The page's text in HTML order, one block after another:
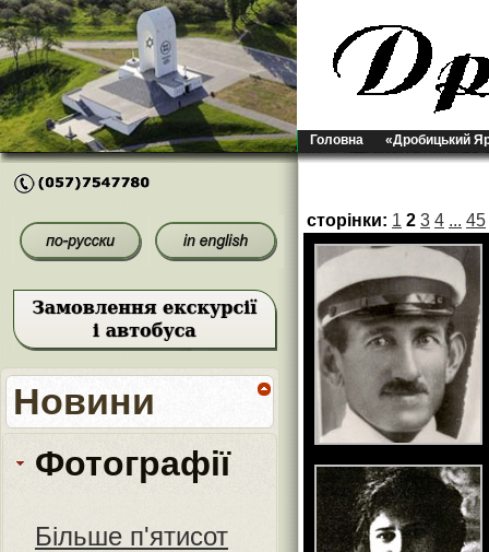
Головна «Дробицький
Новини
Фотографії
Більше п'ятисот
сторінки: 1 2 3 4 ... 45